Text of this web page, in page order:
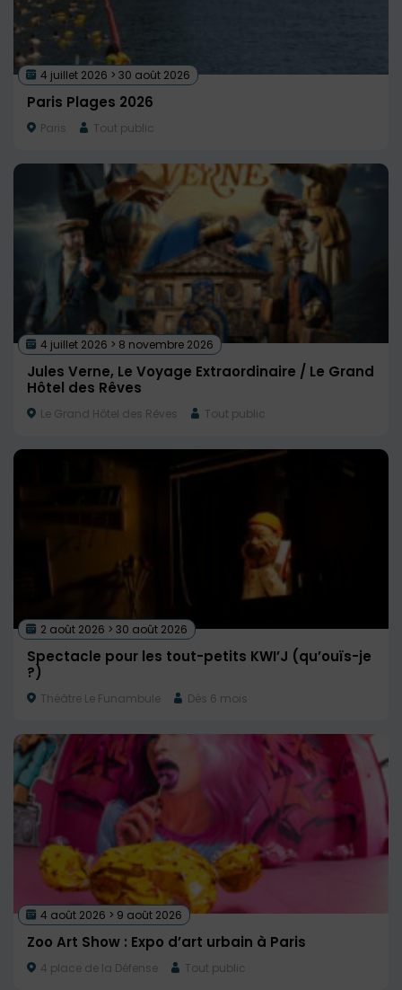
4 juillet 2026 > 30 août 2026
Paris Plages 2026
Paris Tout public
4 juillet 2026 > 8 novembre 2026
Jules Verne, Le Voyage Extraordinaire / Le Grand
Hôtel des Rêves
Le Grand Hôtel des Rêves Tout public
2 août 2026 > 30 août 2026
Spectacle pour les tout-petits KWI’J (qu’ouïs-je
?)
Théâtre Le Funambule Dès 6 mois
4 août 2026 > 9 août 2026
Zoo Art Show : Expo d’art urbain à Paris
4 place de la Défense Tout public